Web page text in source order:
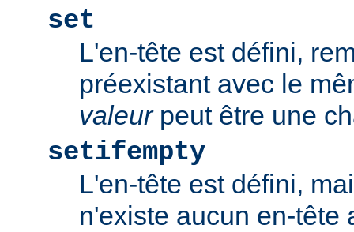
set
L'en-tête est défini,
préexistant avec le
valeurpeut être une
setifempty
L'en-tête est défini,
n'existe aucun en-tête